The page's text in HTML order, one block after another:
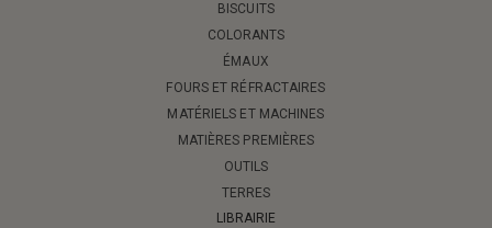
BISCUITS
COLORANTS
ÉMAUX
FOURS ET RÉFRACTAIRES
MATÉRIELS ET MACHINES
MATIÈRES PREMIÈRES
OUTILS
TERRES
LIBRAIRIE